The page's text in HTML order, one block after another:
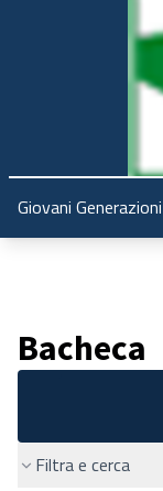
Regione Emilia-Romagna
Giovani Generazioni
Bacheca
Filtra e cerca